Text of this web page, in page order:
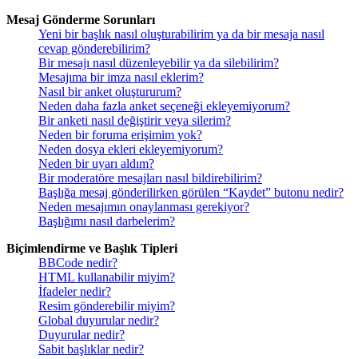
Mesaj Gönderme Sorunları
Yeni bir başlık nasıl oluşturabilirim ya da bir mesaja nasıl
cevap gönderebilirim?
Bir mesajı nasıl düzenleyebilir ya da silebilirim?
Mesajıma bir imza nasıl eklerim?
Nasıl bir anket oluştururum?
Neden daha fazla anket seçeneği ekleyemiyorum?
Bir anketi nasıl değiştirir veya silerim?
Neden bir foruma erişimim yok?
Neden dosya ekleri ekleyemiyorum?
Neden bir uyarı aldım?
Bir moderatöre mesajları nasıl bildirebilirim?
Başlığa mesaj gönderilirken görülen “Kaydet” butonu nedir?
Neden mesajımın onaylanması gerekiyor?
Başlığımı nasıl darbelerim?
Biçimlendirme ve Başlık Tipleri
BBCode nedir?
HTML kullanabilir miyim?
İfadeler nedir?
Resim gönderebilir miyim?
Global duyurular nedir?
Duyurular nedir?
Sabit başlıklar nedir?